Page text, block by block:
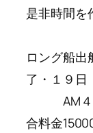
是非時間を
ロング船
了・１９日
AM４：
合料金